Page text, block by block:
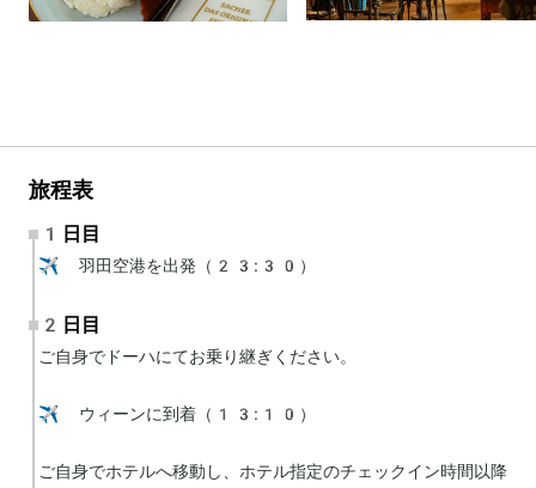
旅程表
1日目
✈️ 羽田空港を出発（23:30）
2日目
ご自身でドーハにてお乗り継ぎください。
✈️ ウィーンに到着（13:10）
ご自身でホテルへ移動し、ホテル指定のチェックイン時間以降